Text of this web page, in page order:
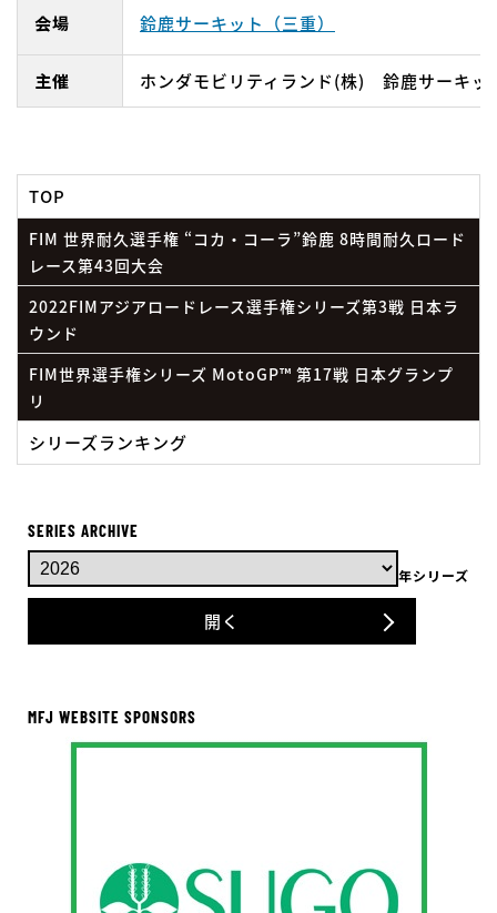
会場 鈴鹿サーキット（三重）
主催 ホンダモビリティランド(株) 鈴鹿サーキッ
TOP
FIM 世界耐久選手権 “コカ・コーラ”鈴鹿 8時間耐久ロード
レース第43回大会
2022FIMアジアロードレース選手権シリーズ第3戦 日本ラ
ウンド
FIM世界選手権シリーズ MotoGP™ 第17戦 日本グランプ
リ
シリーズランキング
SERIES ARCHIVE
年シリーズ
開く
MFJ WEBSITE SPONSORS